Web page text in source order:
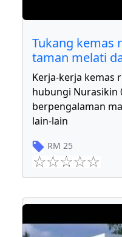
Tukang kemas
taman melati
Kerja-kerja kemas
hubungi Nurasikin
berpengalaman
lain-lain
RM 25